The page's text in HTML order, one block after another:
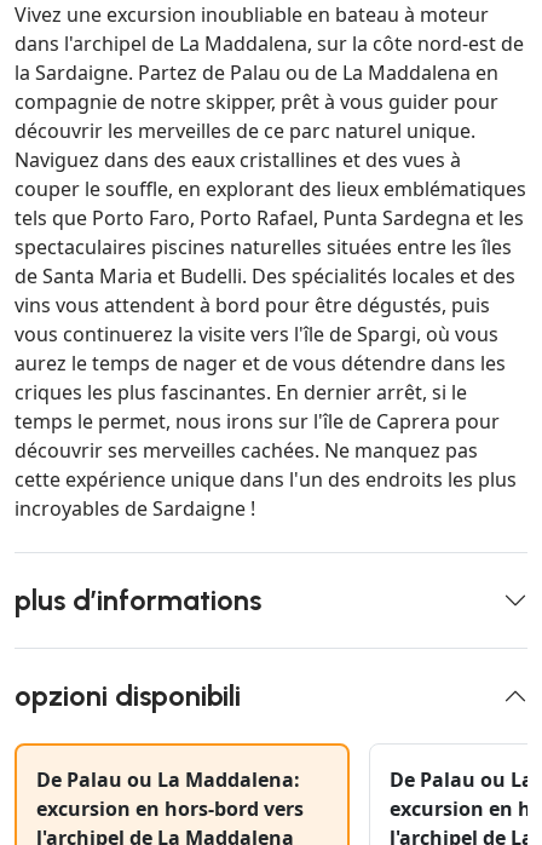
Vivez une excursion inoubliable en bateau à moteur
dans l'archipel de La Maddalena, sur la côte nord-est de
la Sardaigne. Partez de Palau ou de La Maddalena en
compagnie de notre skipper, prêt à vous guider pour
découvrir les merveilles de ce parc naturel unique.
Naviguez dans des eaux cristallines et des vues à
couper le souffle, en explorant des lieux emblématiques
tels que Porto Faro, Porto Rafael, Punta Sardegna et les
spectaculaires piscines naturelles situées entre les îles
de Santa Maria et Budelli. Des spécialités locales et des
vins vous attendent à bord pour être dégustés, puis
vous continuerez la visite vers l'île de Spargi, où vous
aurez le temps de nager et de vous détendre dans les
criques les plus fascinantes. En dernier arrêt, si le
temps le permet, nous irons sur l'île de Caprera pour
découvrir ses merveilles cachées. Ne manquez pas
cette expérience unique dans l'un des endroits les plus
incroyables de Sardaigne !
plus d’informations
opzioni disponibili
De Palau ou La Maddalena:
excursion en hors-bord vers
l'archipel de La Maddalena
De Palau ou
excursion en
l'archipel de La